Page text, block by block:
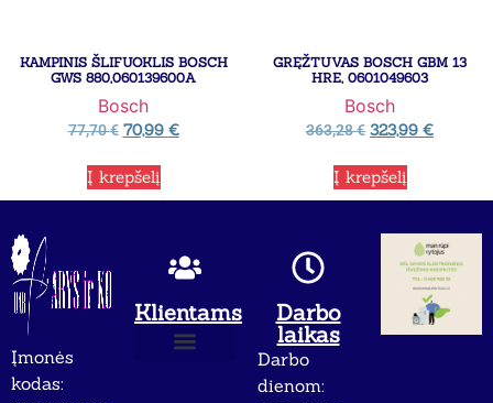
KAMPINIS ŠLIFUOKLIS BOSCH
GWS 880,060139600A
Bosch
77,70€ 70,99 €
Į krepšelį
GRĘŽTUVAS BOSCH GBM 13
HRE, 0601049603
Bosch
363,28€ 323,99 €
Į krepšelį
Įmonės
kodas:
Klientams
Darbo
laikas
Darbo
dienom: